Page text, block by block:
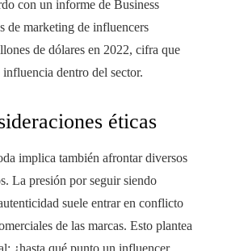
con un informe de Business
de marketing de influencers
de dólares en 2022, cifra que
dentro del sector.
éticas
implica también afrontar diversos
La presión por seguir siendo
suele entrar en conflicto
de las marcas. Esto plantea
¿hasta qué punto un influencer